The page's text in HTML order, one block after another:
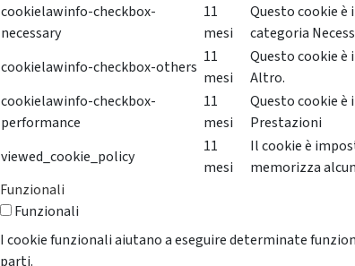
cookielawinfo-checkbox-
necessary
11
mesi
Questo cookie
categoria
cookielawinfo-checkbox-others
11
mesi
Questo cookie
Altro.
cookielawinfo-checkbox-
performance
11
mesi
Questo cookie
Prestazioni
viewed_cookie_policy
11
mesi
Il cookie è
memorizza
Funzionali
Funzionali
I cookie funzionali aiutano a eseguire determinate
parti.